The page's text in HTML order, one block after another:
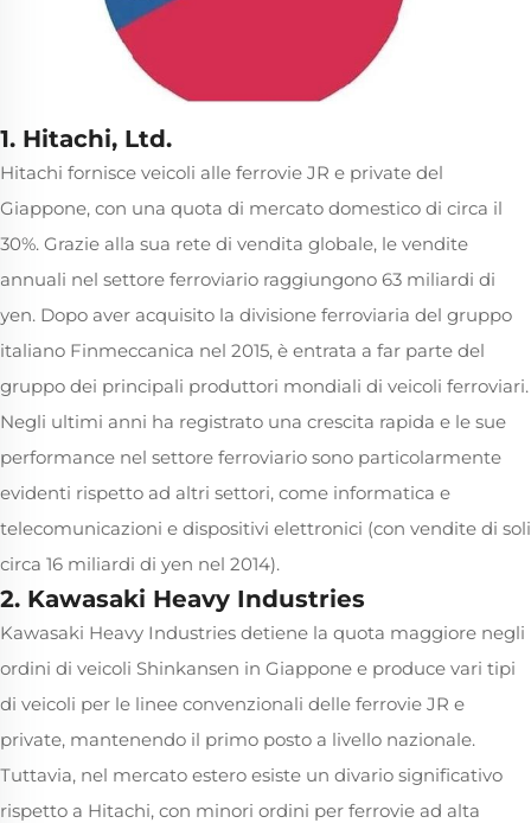
1. Hitachi, Ltd.
Hitachi fornisce veicoli alle ferrovie JR e private del
Giappone, con una quota di mercato domestico di circa il
30%. Grazie alla sua rete di vendita globale, le vendite
annuali nel settore ferroviario raggiungono 63 miliardi di
yen. Dopo aver acquisito la divisione ferroviaria del gruppo
italiano Finmeccanica nel 2015, è entrata a far parte del
gruppo dei principali produttori mondiali di veicoli ferroviari.
Negli ultimi anni ha registrato una crescita rapida e le sue
performance nel settore ferroviario sono particolarmente
evidenti rispetto ad altri settori, come informatica e
telecomunicazioni e dispositivi elettronici (con vendite di soli
circa 16 miliardi di yen nel 2014).
2. Kawasaki Heavy Industries
Kawasaki Heavy Industries detiene la quota maggiore negli
ordini di veicoli Shinkansen in Giappone e produce vari tipi
di veicoli per le linee convenzionali delle ferrovie JR e
private, mantenendo il primo posto a livello nazionale.
Tuttavia, nel mercato estero esiste un divario significativo
rispetto a Hitachi, con minori ordini per ferrovie ad alta